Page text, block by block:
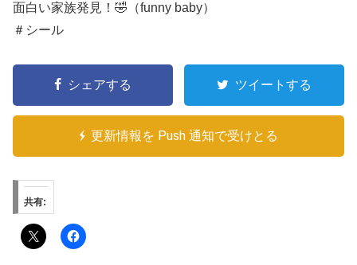
面白い家族発見！🤣（funny baby）
＃シール
シェアする ツイートする
更新情報を Push 通知で受けとる
共有: